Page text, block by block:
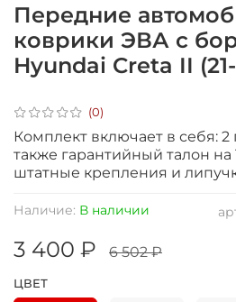
(0)
Наличие: В наличии
Передние
коврики ЭВА с
Hyundai Creta II
3 400 ₽ 6 502 ₽
ЦВЕТ
Комплект включает в себя: 2
также гарантийный талон на
штатные крепления и